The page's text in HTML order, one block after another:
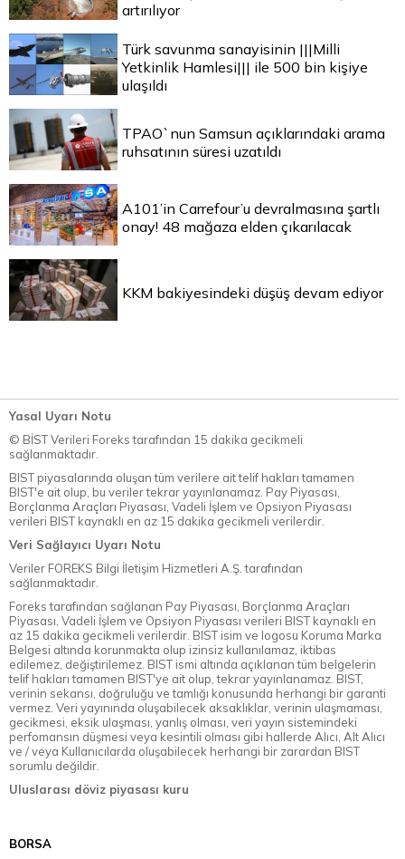
artırılıyor
Türk savunma sanayisinin |||Milli
Yetkinlik Hamlesi||| ile 500 bin kişiye
ulaşıldı
TPAO`nun Samsun açıklarındaki arama
ruhsatının süresi uzatıldı
A101’in Carrefour’u devralmasına şartlı
onay! 48 mağaza elden çıkarılacak
KKM bakiyesindeki düşüş devam ediyor
Yasal Uyarı Notu
© BİST Verileri Foreks tarafından 15 dakika gecikmeli
sağlanmaktadır.
BIST piyasalarında oluşan tüm verilere ait telif hakları tamamen
BIST'e ait olup, bu veriler tekrar yayınlanamaz. Pay Piyasası,
Borçlanma Araçları Piyasası, Vadeli İşlem ve Opsiyon Piyasası
verileri BIST kaynaklı en az 15 dakika gecikmeli verilerdir.
Veri Sağlayıcı Uyarı Notu
Veriler FOREKS Bilgi İletişim Hizmetleri A.Ş. tarafından
sağlanmaktadır.
Foreks tarafından sağlanan Pay Piyasası, Borçlanma Araçları
Piyasası, Vadeli İşlem ve Opsiyon Piyasası verileri BIST kaynaklı en
az 15 dakika gecikmeli verilerdir. BIST isim ve logosu Koruma Marka
Belgesi altında korunmakta olup izinsiz kullanılamaz, iktibas
edilemez, değiştirilemez. BIST ismi altında açıklanan tüm belgelerin
telif hakları tamamen BIST'ye ait olup, tekrar yayınlanamaz. BIST,
verinin sekansı, doğruluğu ve tamlığı konusunda herhangi bir garanti
vermez. Veri yayınında oluşabilecek aksaklıklar, verinin ulaşmaması,
gecikmesi, eksik ulaşması, yanlış olması, veri yayın sistemindeki
perfomansın düşmesi veya kesintili olması gibi hallerde Alıcı, Alt Alıcı
ve / veya Kullanıcılarda oluşabilecek herhangi bir zarardan BIST
sorumlu değildir.
Uluslarası döviz piyasası kuru
BORSA